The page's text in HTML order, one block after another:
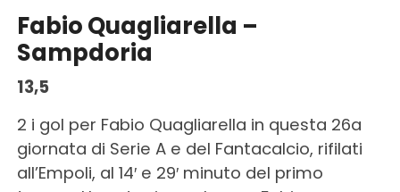
Fabio Quagliarella –
Sampdoria
13,5
2 i gol per Fabio Quagliarella in questa 26a
giornata di Serie A e del Fantacalcio, rifilati
all’Empoli, al 14′ e 29′ minuto del primo